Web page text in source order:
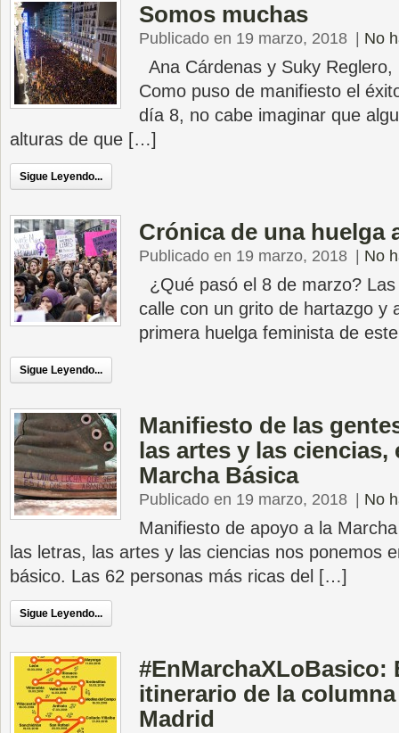
Somos muchas
Publicado en 19 marzo, 2018 No
Ana Cárdenas y Suky
Como puso de manifiesto el
día 8, no cabe imaginar que
alturas de que […]
Sigue Leyendo...
Crónica de una huelga
Publicado en 19 marzo, 2018 No
¿Qué pasó el 8 de marzo?
calle con un grito de hartazgo y
primera huelga feminista de
Sigue Leyendo...
Manifiesto de las
las artes y las ciencias,
Marcha Básica
Publicado en 19 marzo, 2018 No
Manifiesto de apoyo a la
las letras, las artes y las ciencias nos ponemos
básico. Las 62 personas más ricas del […]
Sigue Leyendo...
#EnMarchaXLoBasico:
itinerario de la
Madrid